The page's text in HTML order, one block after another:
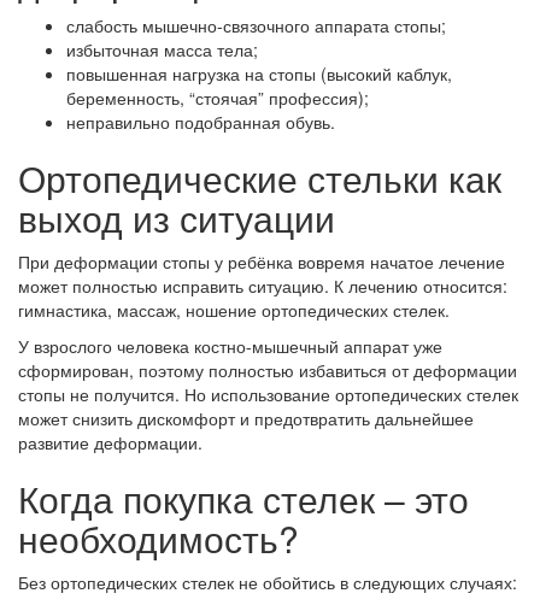
слабость мышечно-связочного аппарата стопы;
избыточная масса тела;
повышенная нагрузка на стопы (высокий каблук,
беременность, “стоячая” профессия);
неправильно подобранная обувь.
Ортопедические стельки как
выход из ситуации
При деформации стопы у ребёнка вовремя начатое лечение
может полностью исправить ситуацию. К лечению относится:
гимнастика, массаж, ношение ортопедических стелек.
У взрослого человека костно-мышечный аппарат уже
сформирован, поэтому полностью избавиться от деформации
стопы не получится. Но использование ортопедических стелек
может снизить дискомфорт и предотвратить дальнейшее
развитие деформации.
Когда покупка стелек – это
необходимость?
Без ортопедических стелек не обойтись в следующих случаях: